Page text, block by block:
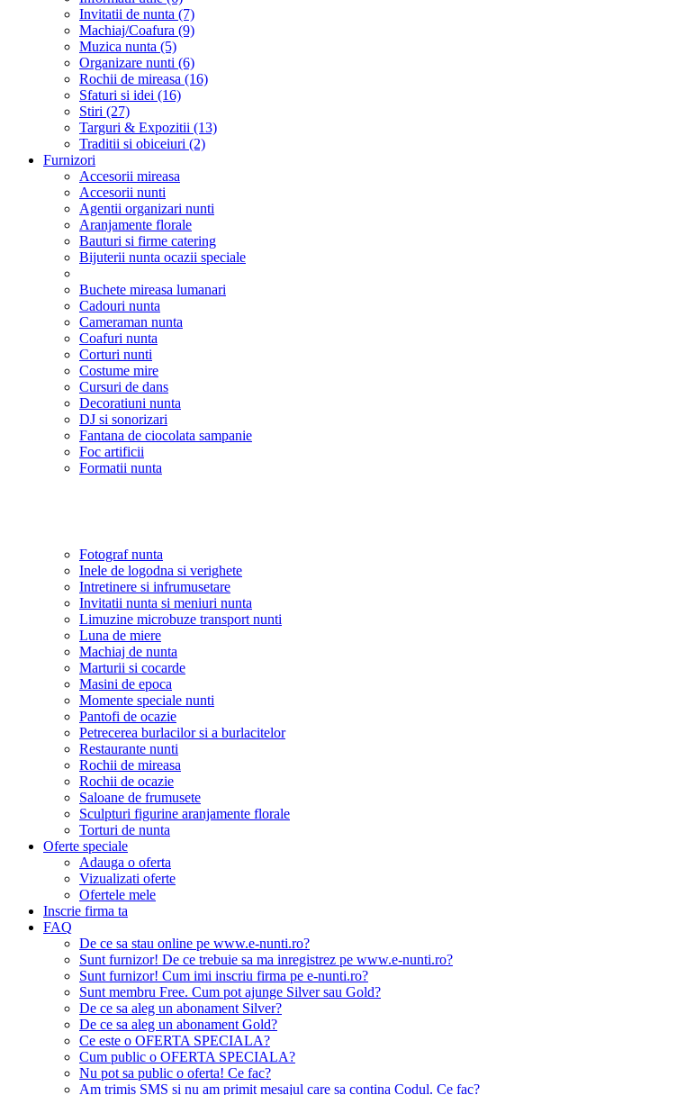
Invitatii de nunta (7)
Machiaj/Coafura (9)
Muzica nunta (5)
Organizare nunti (6)
Rochii de mireasa (16)
Sfaturi si idei (16)
Stiri (27)
Targuri & Expozitii (13)
Traditii si obiceiuri (2)
Furnizori
Accesorii mireasa
Accesorii nunti
Agentii organizari nunti
Aranjamente florale
Bauturi si firme catering
Bijuterii nunta ocazii speciale
Buchete mireasa lumanari
Cadouri nunta
Cameraman nunta
Coafuri nunta
Corturi nunti
Costume mire
Cursuri de dans
Decoratiuni nunta
DJ si sonorizari
Fantana de ciocolata sampanie
Foc artificii
Formatii nunta
Fotograf nunta
Inele de logodna si verighete
Intretinere si infrumusetare
Invitatii nunta si meniuri nunta
Limuzine microbuze transport nunti
Luna de miere
Machiaj de nunta
Marturii si cocarde
Masini de epoca
Momente speciale nunti
Pantofi de ocazie
Petrecerea burlacilor si a burlacitelor
Restaurante nunti
Rochii de mireasa
Rochii de ocazie
Saloane de frumusete
Sculpturi figurine aranjamente florale
Torturi de nunta
Oferte speciale
Adauga o oferta
Vizualizati oferte
Ofertele mele
Inscrie firma ta
FAQ
De ce sa stau online pe www.e-nunti.ro?
Sunt furnizor! De ce trebuie sa ma inregistrez pe www.e-nunti.ro?
Sunt furnizor! Cum imi inscriu firma pe e-nunti.ro?
Sunt membru Free. Cum pot ajunge Silver sau Gold?
De ce sa aleg un abonament Silver?
De ce sa aleg un abonament Gold?
Ce este o OFERTA SPECIALA?
Cum public o OFERTA SPECIALA?
Nu pot sa public o oferta! Ce fac?
Am trimis SMS si nu am primit mesajul care sa contina Codul. Ce fac?